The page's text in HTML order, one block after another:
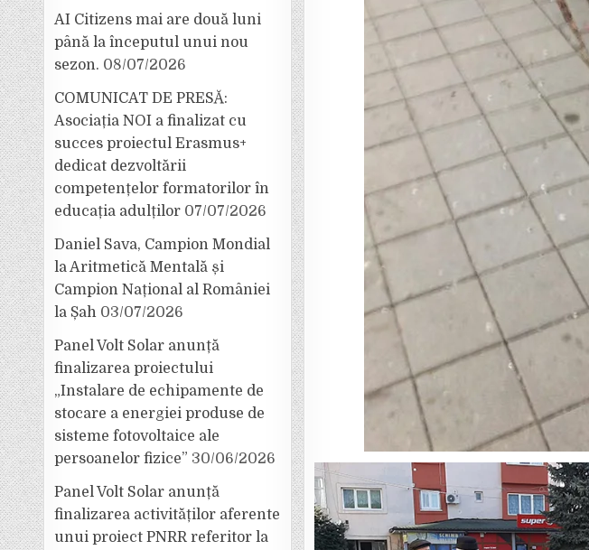
AI Citizens mai are două luni
până la începutul unui nou
sezon. 08/07/2026
COMUNICAT DE PRESĂ:
Asociația NOI a finalizat cu
succes proiectul Erasmus+
dedicat dezvoltării
competențelor formatorilor în
educația adulților 07/07/2026
Daniel Sava, Campion Mondial
la Aritmetică Mentală și
Campion Național al României
la Șah 03/07/2026
Panel Volt Solar anunță
finalizarea proiectului
„Instalare de echipamente de
stocare a energiei produse de
sisteme fotovoltaice ale
persoanelor fizice” 30/06/2026
Panel Volt Solar anunță
finalizarea activităților aferente
unui proiect PNRR referitor la